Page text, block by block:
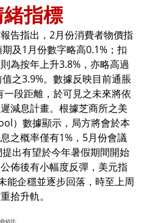
指標
告指出，2月份消費者物價指
及1月份數字略高0.1%；扣
為按年上升3.8%，亦略高過
之3.9%。數據反映目前通脹
段距離，於可見之未來將依
減息計畫。根據芝商所之美
）數據顯示，局方將會於本
之概率僅有1%，5月份會議
出有望於今年暑假期間開始
佈後有小幅度反彈，美元指
能企穩並逐步回落，時至上周
拾升軌。